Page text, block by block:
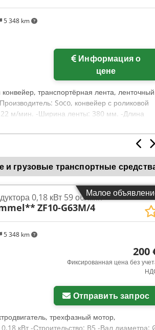
5 348 km
цене
транспортёрная лента, ленточный
Soco, конвейер с роликовой
22 м/мин. -Ширина ленты: 380 мм. -Длина
фото, заводской паспорт. -Ширина
роликами: 60 мм. -Отдельные
и грузовые транспортные
Малое
5 348 km
0,18 кВт 59 об/мин
ZF10-G63M/4
200
Фиксированная цена без
Отправить запрос
трехфазный мотор,
кВт -Строительство: B5 -Вал диаметра: